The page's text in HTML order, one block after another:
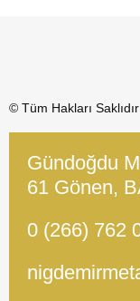
© Tüm Hakları
Gündoğdu
61 Gönen,
0 (266) 762